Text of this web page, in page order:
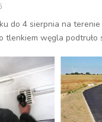
do 4 sierpnia na
tlenkiem węgla podtruło